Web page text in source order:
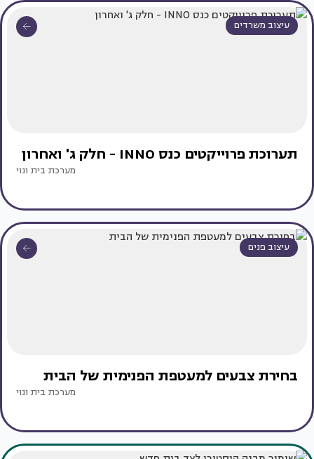
עיצוב משרדים
תערוכת פרוייקטים כנס INNO - חלק ג' ואחרון
מערכת בית ונוי
עיצוב פנים
בחירת צבעים למעטפת הפנימית של הבית
מערכת בית ונוי